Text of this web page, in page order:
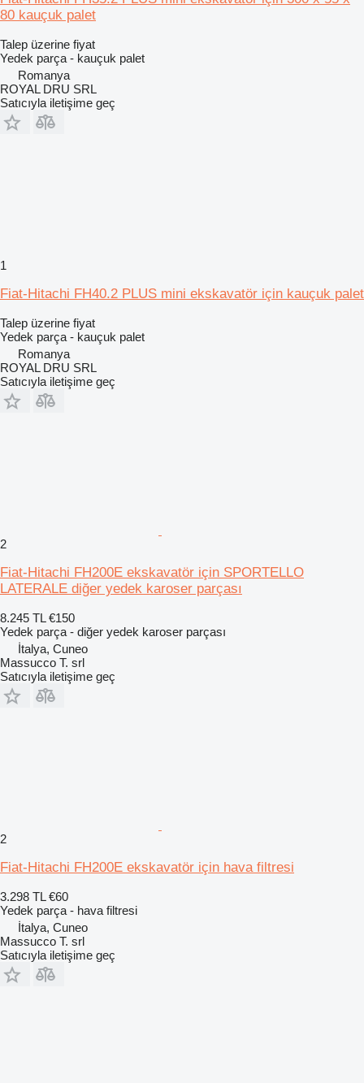
80 kauçuk palet
Talep üzerine fiyat
Yedek parça - kauçuk palet
Romanya
ROYAL DRU SRL
Satıcıyla iletişime geç
1
Fiat-Hitachi FH40.2 PLUS mini ekskavatör için kauçuk palet
Talep üzerine fiyat
Yedek parça - kauçuk palet
Romanya
ROYAL DRU SRL
Satıcıyla iletişime geç
2
Fiat-Hitachi FH200E ekskavatör için SPORTELLO
LATERALE diğer yedek karoser parçası
8.245 TL €150
Yedek parça - diğer yedek karoser parçası
İtalya, Cuneo
Massucco T. srl
Satıcıyla iletişime geç
2
Fiat-Hitachi FH200E ekskavatör için hava filtresi
3.298 TL €60
Yedek parça - hava filtresi
İtalya, Cuneo
Massucco T. srl
Satıcıyla iletişime geç